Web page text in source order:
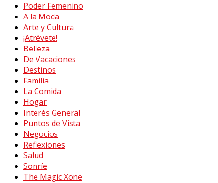
Poder Femenino
A la Moda
Arte y Cultura
¡Atrévete!
Belleza
De Vacaciones
Destinos
Familia
La Comida
Hogar
Interés General
Puntos de Vista
Negocios
Reflexiones
Salud
Sonríe
The Magic Xone